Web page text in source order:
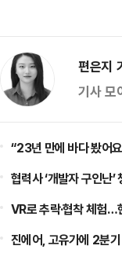
편은지
기사 모
“23년 만에 바다 봤어
협력사 ‘개발자 구인
VR로 추락·협착 체험…
진에어, 고유가에 2분